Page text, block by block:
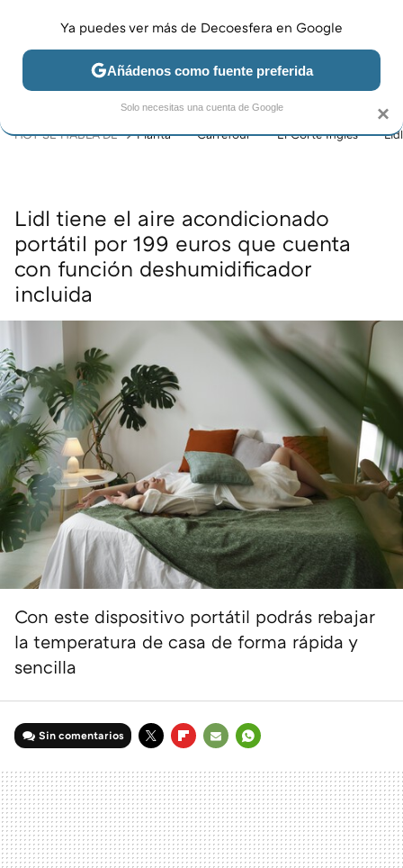
JARDÍN Y TERRAZA SALÓN DORMITORIO COCINA
HOY SE HABLA DE Planta Carrefour El Corte Inglés Lidl
Lidl tiene el aire acondicionado
portátil por 199 euros que cuenta
con función deshumidificador
incluida
Con este dispositivo portátil podrás rebajar
la temperatura de casa de forma rápida y
sencilla
Sin comentarios
MAIL
×
Ya puedes ver más de Decoesfera en Google
Añádenos como fuente preferida
Solo necesitas una cuenta de Google